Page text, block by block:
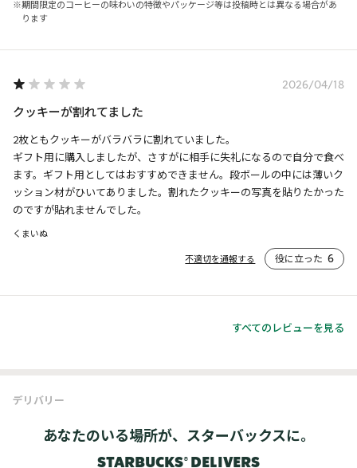
期間限定のコーヒーの味わいの特徴やパッケージ等は投稿時とは異なる場合があ
ります
2026/04/18
クッキーが割れてました
2枚ともクッキーがバラバラに割れていました。
ギフト用に購入しましたが、さすがに相手に失礼になるので自分で食べ
ます。ギフト用としてはおすすめできません。段ボールの中には薄いク
ッション材がひいてありました。割れたクッキーの写真を貼りたかった
のですが貼れませんでした。
くまいぬ
不適切を通報する 役に立った 6
すべてのレビューを見る
デリバリー
あなたのいる場所が、スターバックスに。
STARBUCKS® DELIVERS